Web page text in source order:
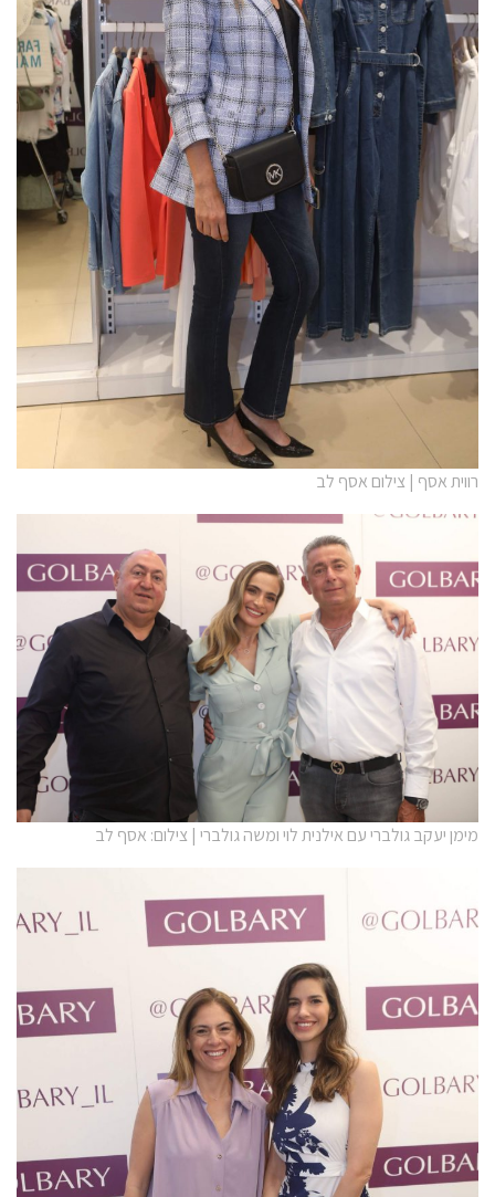
רווית אסף | צילום אסף לב
מימן יעקב גולברי עם אילנית לוי ומשה גולברי | צילום: אסף לב